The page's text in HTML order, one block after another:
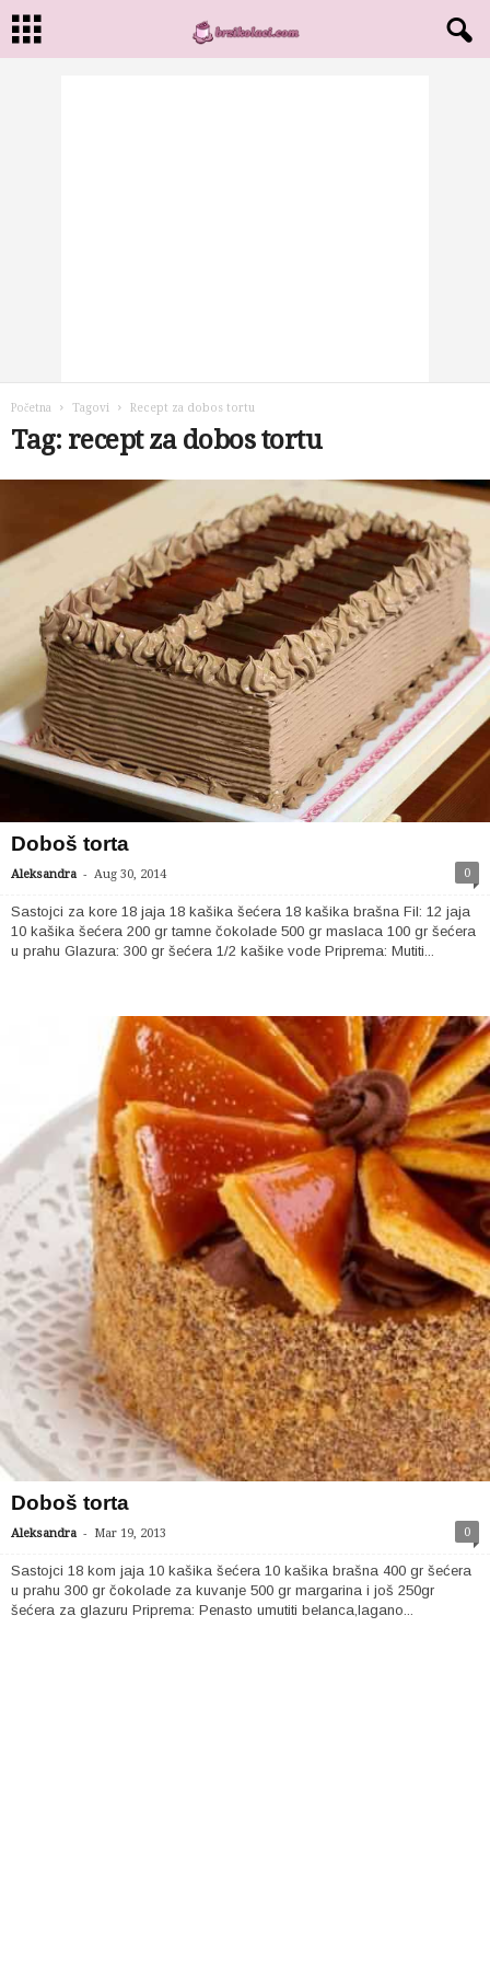
Početna Tagovi Recept za dobos tortu
Tag: recept za dobos tortu
Doboš torta
Aleksandra - Aug 30, 2014 0
Sastojci za kore 18 jaja 18 kašika šećera 18 kašika brašna Fil: 12 jaja
10 kašika šećera 200 gr tamne čokolade 500 gr maslaca 100 gr šećera
u prahu Glazura: 300 gr šećera 1/2 kašike vode Priprema: Mutiti...
Doboš torta
Aleksandra - Mar 19, 2013 0
Sastojci 18 kom jaja 10 kašika šećera 10 kašika brašna 400 gr šećera
u prahu 300 gr čokolade za kuvanje 500 gr margarina i još 250gr
šećera za glazuru Priprema: Penasto umutiti belanca,lagano...